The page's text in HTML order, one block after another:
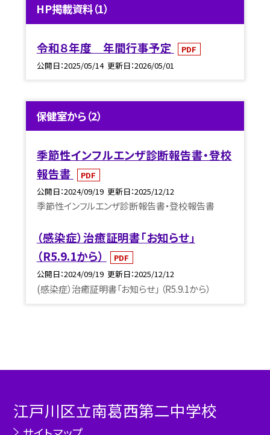
HP掲載資料（1）
令和８年度 年間行事予定
PDF
公開日 2025/05/14 更新日 2026/05/01
保健室から（2）
季節性インフルエンザ診断報告書・登校
報告書
PDF
公開日 2024/09/19 更新日 2025/12/12
季節性インフルエンザ診断報告書・登校報告書
（感染症）治癒証明書「お知らせ」
（R5.9.1から）
PDF
公開日 2024/09/19 更新日 2025/12/12
(感染症）治癒証明書「お知らせ」 （R5.9.1から）
江戸川区立南葛西第二中学校